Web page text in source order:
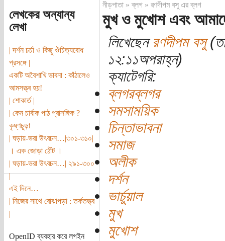
লেখকের অন্যান্য
লেখা
| দর্শন চর্চা ও কিছু ঔচিত্যবোধ
প্রসঙ্গে |
একটি অবৈশাখি ভাবনা : কাঁঠালেও
আমসত্ত্ব হয়!
| শোকার্ত |
| কেন চার্বাক পাঠ প্রাসঙ্গিক ?
কৃষ্ণচূড়া
| ঘড়ায়-ভরা উৎবচন…|৩০১-৩১০|
। এক জোড়া ঠোঁট ।
| ঘড়ায়-ভরা উৎবচন…| ২৯১-৩০০
|
এই দিনে…
| নিজের সাথে বোঝাপড়া : তর্কতত্ত্ব
|
OpenID ব্যবহার করে লগইন
নীড়পাতা»ব্লগ» রণদীপম বসু এর ব্লগ
মুখ ও মুখোশ এবং
লিখেছেনরণদীপম বসু
১২:১১অপরাহ্ন)
ক্যাটেগরি:
ব্লগরব্লগর
সমসাময়িক
চিন্তাভাবনা
সমাজ
অলীক
দর্শন
ভার্চুয়াল
মুখ
মুখোশ